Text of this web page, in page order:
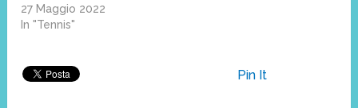
27 Maggio 2022
In "Tennis"
Pin It